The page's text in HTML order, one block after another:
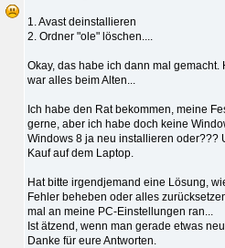
1. Avast deinstallieren
2. Ordner "ole" löschen....
Okay, das habe ich dann mal
war alles beim Alten...
Ich habe den Rat bekommen, meine
gerne, aber ich habe doch keine
Windows 8 ja neu installieren oder???
Kauf auf dem Laptop.
Hat bitte irgendjemand eine Lösung,
Fehler beheben oder alles
mal an meine PC-Einstellungen ran...
Ist ätzend, wenn man gerade etwas
Danke für eure Antworten.